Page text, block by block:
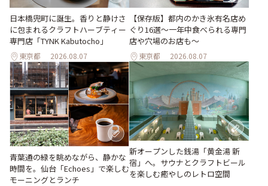
日本橋兜町に誕生。香りと静けさ
に包まれるクラフトハーブティー
専門店「TYNK Kabutocho」
東京都 2026.08.07
【保存版】都内のかき氷有名店め
ぐり16選～一年中食べられる専門
店や穴場のお店も～
東京都 2026.08.07
青葉通の緑を眺めながら、静かな
時間を。仙台「Echoes」で楽しむ
モーニングとランチ
新オープンした銭湯「黄金湯 新
宿」へ。サウナとクラフトビール
を楽しむ癒やしのレトロ空間